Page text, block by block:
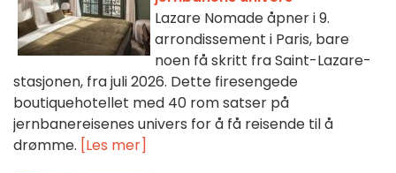
Lazare Nomade åpner i 9.
arrondissement i Paris, bare
noen få skritt fra Saint-Lazare-
stasjonen, fra juli 2026. Dette firesengede
boutiquehotellet med 40 rom satser på
jernbanereisenes univers for å få reisende til å
drømme. [Les mer]